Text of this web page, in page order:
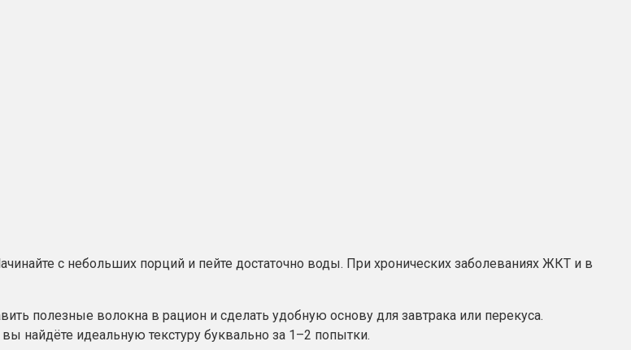
с небольших порций и пейте достаточно воды. При хронических заболеваниях ЖКТ и в
полезные волокна в рацион и сделать удобную основу для завтрака или перекуса.
найдёте идеальную текстуру буквально за 1–2 попытки.